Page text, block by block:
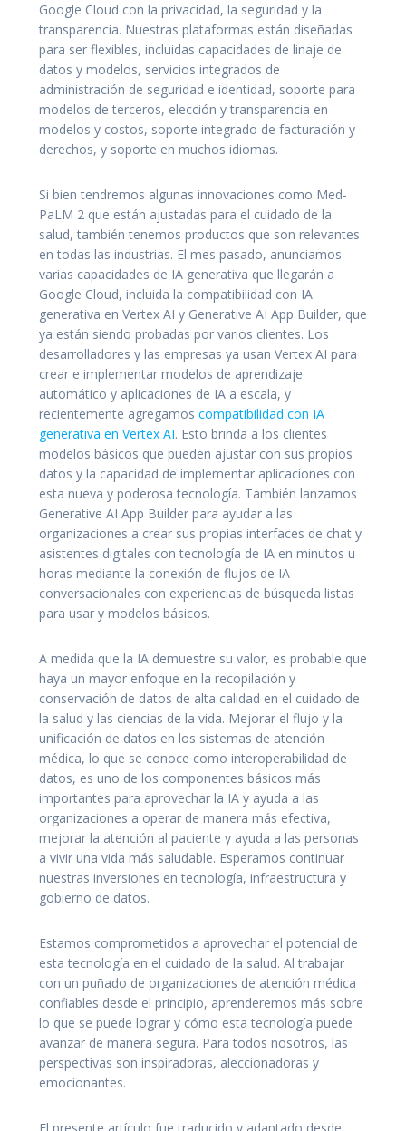
Google Cloud con la privacidad, la seguridad y la
transparencia. Nuestras plataformas están diseñadas
para ser flexibles, incluidas capacidades de linaje de
datos y modelos, servicios integrados de
administración de seguridad e identidad, soporte para
modelos de terceros, elección y transparencia en
modelos y costos, soporte integrado de facturación y
derechos, y soporte en muchos idiomas.
Si bien tendremos algunas innovaciones como Med-
PaLM 2 que están ajustadas para el cuidado de la
salud, también tenemos productos que son relevantes
en todas las industrias. El mes pasado, anunciamos
varias capacidades de IA generativa que llegarán a
Google Cloud, incluida la compatibilidad con IA
generativa en Vertex AI y Generative AI App Builder, que
ya están siendo probadas por varios clientes. Los
desarrolladores y las empresas ya usan Vertex AI para
crear e implementar modelos de aprendizaje
automático y aplicaciones de IA a escala, y
recientemente agregamos compatibilidad con IA
generativa en Vertex AI. Esto brinda a los clientes
modelos básicos que pueden ajustar con sus propios
datos y la capacidad de implementar aplicaciones con
esta nueva y poderosa tecnología. También lanzamos
Generative AI App Builder para ayudar a las
organizaciones a crear sus propias interfaces de chat y
asistentes digitales con tecnología de IA en minutos u
horas mediante la conexión de flujos de IA
conversacionales con experiencias de búsqueda listas
para usar y modelos básicos.
A medida que la IA demuestre su valor, es probable que
haya un mayor enfoque en la recopilación y
conservación de datos de alta calidad en el cuidado de
la salud y las ciencias de la vida. Mejorar el flujo y la
unificación de datos en los sistemas de atención
médica, lo que se conoce como interoperabilidad de
datos, es uno de los componentes básicos más
importantes para aprovechar la IA y ayuda a las
organizaciones a operar de manera más efectiva,
mejorar la atención al paciente y ayuda a las personas
a vivir una vida más saludable. Esperamos continuar
nuestras inversiones en tecnología, infraestructura y
gobierno de datos.
Estamos comprometidos a aprovechar el potencial de
esta tecnología en el cuidado de la salud. Al trabajar
con un puñado de organizaciones de atención médica
confiables desde el principio, aprenderemos más sobre
lo que se puede lograr y cómo esta tecnología puede
avanzar de manera segura. Para todos nosotros, las
perspectivas son inspiradoras, aleccionadoras y
emocionantes.